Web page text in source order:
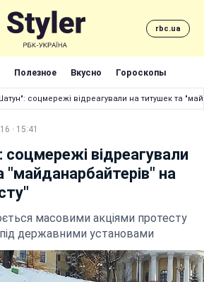
rbc.ua
Полезное Вкусно Гороскопы
соцмережі відреагували на титушек та
· 15:41
відреагували
"майданарбайтерів" на
масовими акціями протесту
державними установами